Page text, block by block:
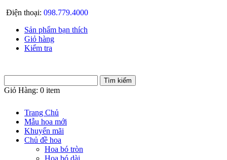
Điện thoại: 098.779.4000
Sản phẩm bạn thích
Giỏ hàng
Kiểm tra
Giỏ Hàng: 0 item
Trang Chủ
Mẫu hoa mới
Khuyến mãi
Chủ đề hoa
Hoa bó tròn
Hoa bó dài